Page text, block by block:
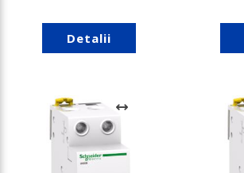
Detalii